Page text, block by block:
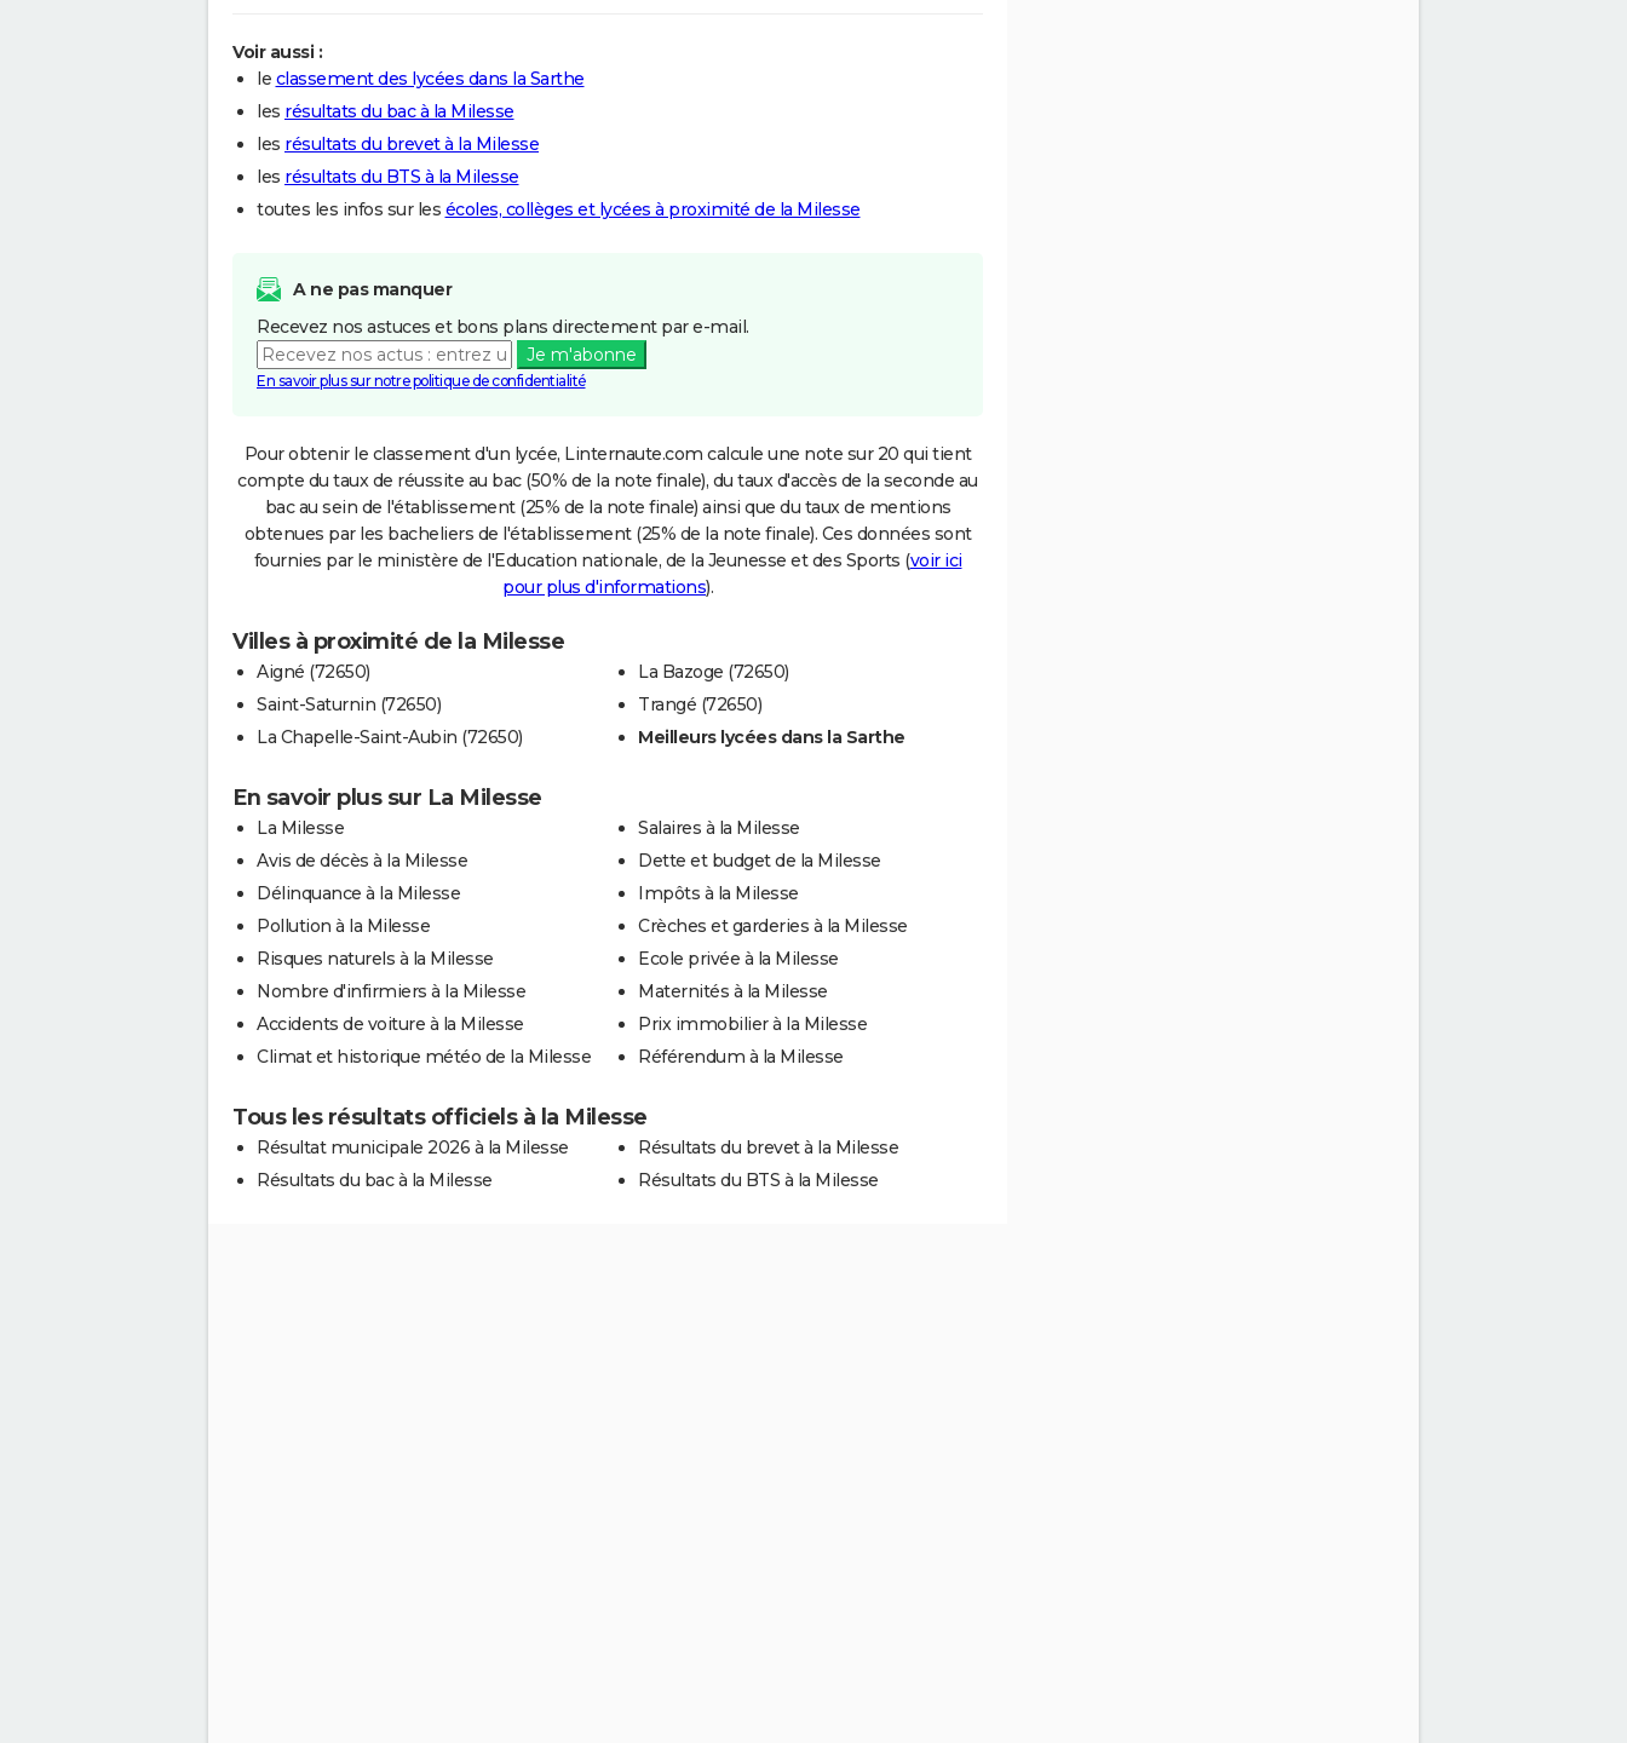
Voir aussi :
le classement des lycées dans la Sarthe
les résultats du bac à la Milesse
les résultats du brevet à la Milesse
les résultats du BTS à la Milesse
toutes les infos sur les écoles, collèges et lycées à proximité de la Milesse
A ne pas manquer
Recevez nos astuces et bons plans directement par e-mail.
Je m'abonne
En savoir plus sur notre politique de confidentialité
Pour obtenir le classement d'un lycée, Linternaute.com calcule une note sur 20 qui tient
compte du taux de réussite au bac (50% de la note finale), du taux d'accès de la seconde au
bac au sein de l'établissement (25% de la note finale) ainsi que du taux de mentions
obtenues par les bacheliers de l'établissement (25% de la note finale). Ces données sont
fournies par le ministère de l'Education nationale, de la Jeunesse et des Sports (voir ici
pour plus d'informations).
Villes à proximité de la Milesse
Aigné (72650)
Saint-Saturnin (72650)
La Chapelle-Saint-Aubin (72650)
La Bazoge (72650)
Trangé (72650)
Meilleurs lycées dans la Sarthe
En savoir plus sur La Milesse
La Milesse
Avis de décès à la Milesse
Délinquance à la Milesse
Pollution à la Milesse
Risques naturels à la Milesse
Nombre d'infirmiers à la Milesse
Accidents de voiture à la Milesse
Climat et historique météo de la Milesse
Salaires à la Milesse
Dette et budget de la Milesse
Impôts à la Milesse
Crèches et garderies à la Milesse
Ecole privée à la Milesse
Maternités à la Milesse
Prix immobilier à la Milesse
Référendum à la Milesse
Tous les résultats officiels à la Milesse
Résultat municipale 2026 à la Milesse
Résultats du bac à la Milesse
Résultats du brevet à la Milesse
Résultats du BTS à la Milesse